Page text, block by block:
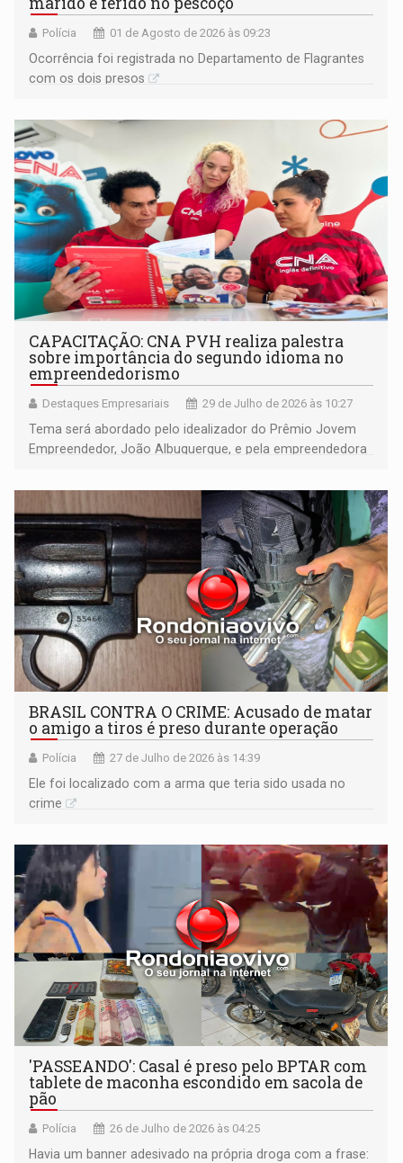
Polícia 01 de Agosto de 2026 às 09:23
Ocorrência foi registrada no Departamento de Flagrantes
com os dois presos
CAPACITAÇÃO: CNA PVH realiza palestra
sobre importância do segundo idioma no
empreendedorismo
Destaques Empresariais 29 de Julho de 2026 às 10:27
Tema será abordado pelo idealizador do Prêmio Jovem
Empreendedor, João Albuquerque, e pela empreendedora
BRASIL CONTRA O CRIME: Acusado de matar
o amigo a tiros é preso durante operação
Polícia 27 de Julho de 2026 às 14:39
Ele foi localizado com a arma que teria sido usada no
crime
'PASSEANDO': Casal é preso pelo BPTAR com
tablete de maconha escondido em sacola de
pão
Polícia 26 de Julho de 2026 às 04:25
Havia um banner adesivado na própria droga com a frase: